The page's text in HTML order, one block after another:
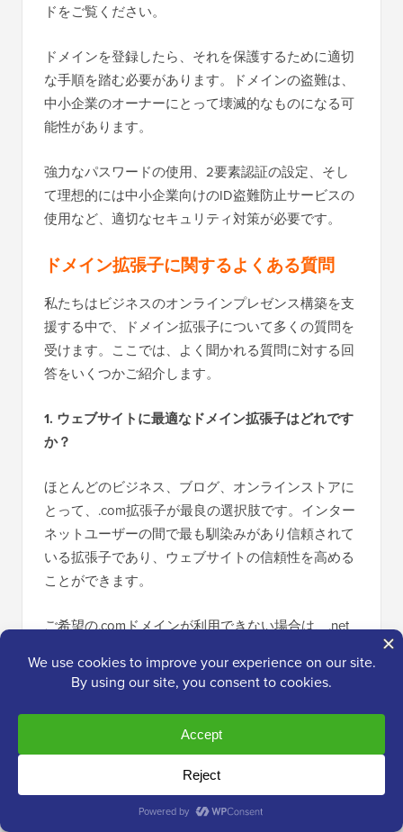
ドをご覧ください。
ドメインを登録したら、それを保護するために適切
な手順を踏む必要があります。ドメインの盗難は、
中小企業のオーナーにとって壊滅的なものになる可
能性があります。
強力なパスワードの使用、2要素認証の設定、そし
て理想的には中小企業向けのID盗難防止サービスの
使用など、適切なセキュリティ対策が必要です。
ドメイン拡張子に関するよくある質問
私たちはビジネスのオンラインプレゼンス構築を支
援する中で、ドメイン拡張子について多くの質問を
受けます。ここでは、よく聞かれる質問に対する回
答をいくつかご紹介します。
1. ウェブサイトに最適なドメイン拡張子はどれです
か？
ほとんどのビジネス、ブログ、オンラインストアに
とって、.com拡張子が最良の選択肢です。インター
ネットユーザーの間で最も馴染みがあり信頼されて
いる拡張子であり、ウェブサイトの信頼性を高める
ことができます。
ご希望の.comドメインが利用できない場合は、.net
2. ドメイン名の拡張子はSEOに影響しますか？
いいえ、ドメイン拡張子は検索エンジンのランキン
アルゴリズムで平等に扱われることを確認していま